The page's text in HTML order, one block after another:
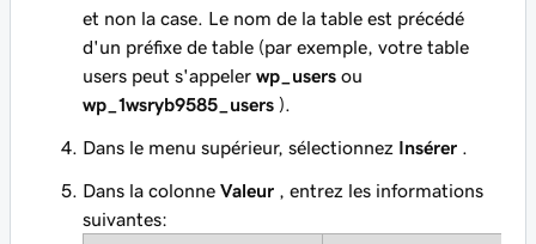
et non la case. Le nom de la table est précédé
d'un préfixe de table (par exemple, votre table
users peut s'appeler wp_users ou
wp_1wsryb9585_users ).
Dans le menu supérieur, sélectionnez Insérer
Dans la colonne Valeur , entrez les informations
suivantes: